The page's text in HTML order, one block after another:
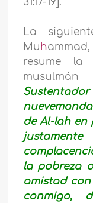
31:17-19].
La
Muh
resume
de Al-lah en
la pobreza
amistad
conmigo,